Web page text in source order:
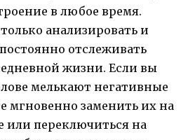
в любое время.
анализировать и
отслеживать
жизни. Если вы
мелькают негативные
мгновенно заменить их на
или переключиться на